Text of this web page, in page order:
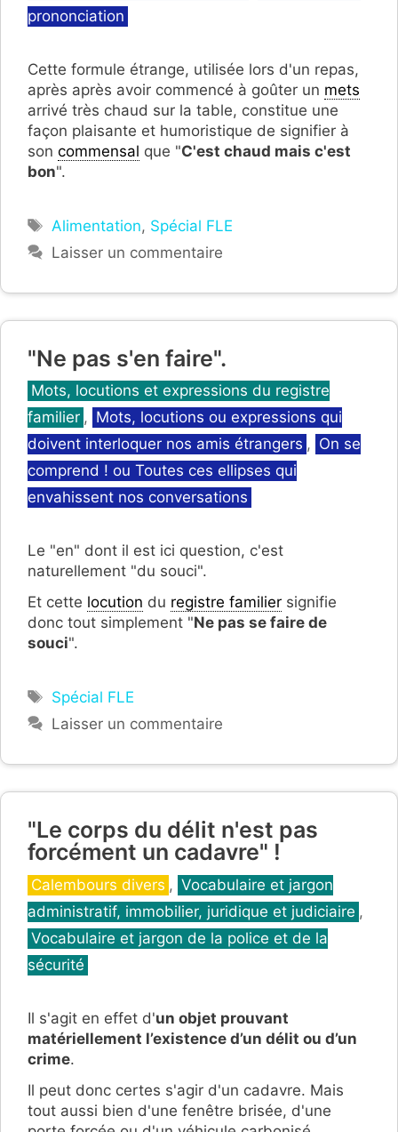
prononciation
Cette formule étrange, utilisée lors d'un repas,
après après avoir commencé à goûter un mets
arrivé très chaud sur la table, constitue une
façon plaisante et humoristique de signifier à
son commensal que "C'est chaud mais c'est
bon".
Étiquettes
Alimentation, Spécial FLE
Laisser un commentaire
"Ne pas s'en faire".
Catégories
Mots, locutions et expressions du registre
familier , Mots, locutions ou expressions qui
doivent interloquer nos amis étrangers , On se
comprend ! ou Toutes ces ellipses qui
envahissent nos conversations
Le "en" dont il est ici question, c'est
naturellement "du souci".
Et cette locution du registre familier signifie
donc tout simplement "Ne pas se faire de
souci".
Étiquettes
Spécial FLE
Laisser un commentaire
"Le corps du délit n'est pas
forcément un cadavre" !
Catégories
Calembours divers , Vocabulaire et jargon
administratif, immobilier, juridique et judiciaire ,
Vocabulaire et jargon de la police et de la
sécurité
Il s'agit en effet d'un objet prouvant
matériellement l’existence d’un délit ou d’un
crime.
Il peut donc certes s'agir d'un cadavre. Mais
tout aussi bien d'une fenêtre brisée, d'une